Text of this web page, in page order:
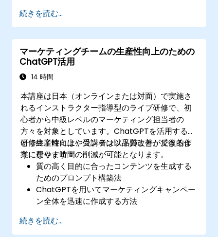
続きを読む...
マーケティングチームの生産性向上のための
ChatGPT活用
14 時間
本講座は日本（オンラインまたは対面）で実施さ
れるインストラクター指導型のライブ研修で、初
心者から中級レベルのマーケティング担当者の
方々を対象としています。ChatGPTを活用するこ
とで生産性向上やコンテンツ品質改善、反復的作
業に費やす時間の削減が可能となります。
研修終了時には、受講者は以下のことができるよ
うになります：
質の高く目的に合ったコンテンツを生成する
ためのプロンプト構築法
ChatGPTを用いてマーケティングキャンペー
ン全体を迅速に作成する方法
下書きおよび翻訳を効率的に行う技術
続きを読む...